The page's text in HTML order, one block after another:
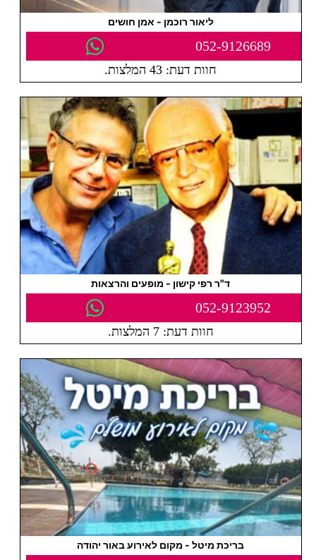
ליאור רוכמן - אמן חושים
052-9126689
חוות דעת: 43 המלצות.
ד"ר רפי קישון - מופעים והרצאות
052-9123952
חוות דעת: 7 המלצות.
בריכת מיטל - מקום לאירוע באור יהודה